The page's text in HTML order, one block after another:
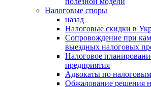
Налоговые споры
назад
Налоговые скидки в
Сопровождение при
выездных налоговых
Налоговое
предприятия
Адвокаты по
Обжалование решения